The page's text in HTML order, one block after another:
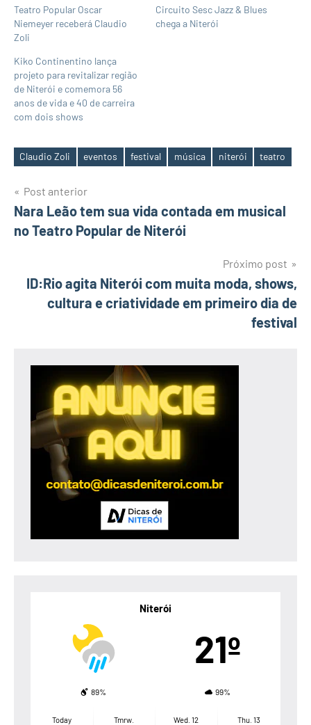
Teatro Popular Oscar
Niemeyer receberá Claudio
Zoli
Circuito Sesc Jazz & Blues
chega a Niterói
Kiko Continentino lança
projeto para revitalizar região
de Niterói e comemora 56
anos de vida e 40 de carreira
com dois shows
Tags
Claudio Zoli eventos festival música niterói teatro
Navegação
de
Post anterior
Nara Leão tem sua vida contada em musical
no Teatro Popular de Niterói
Próximo post
ID:Rio agita Niterói com muita moda, shows,
cultura e criatividade em primeiro dia de
festival
Niterói
21º
89% 99%
Today
Tmrw.
Wed. 12
Thu. 13